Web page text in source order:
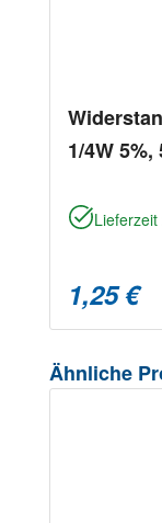
1/4W
1,25 €
Ähnliche